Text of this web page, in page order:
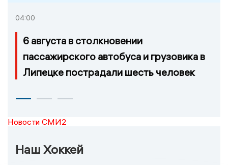
04:00
6 августа в столкновении
пассажирского автобуса и грузовика в
Липецке пострадали шесть человек
Новости СМИ2
Наш Хоккей